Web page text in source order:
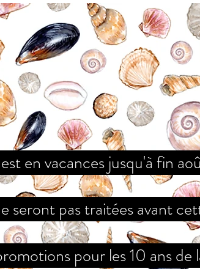
en vacances jusqu'à fin
seront pas traitées avant
pour les 10 ans de